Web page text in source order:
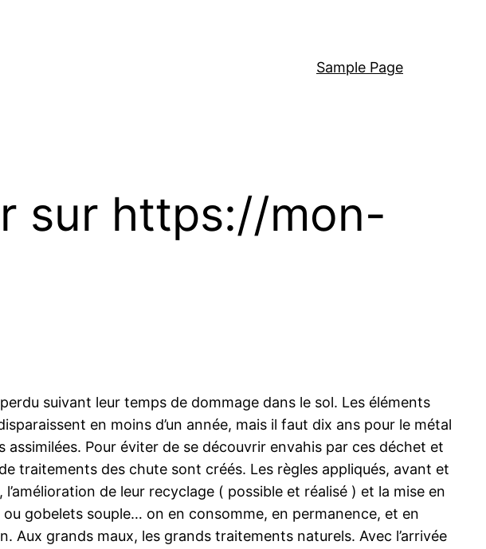
Sample Page
sur https://mon-
suivant leur temps de dommage dans le sol. Les éléments
en moins d’un année, mais il faut dix ans pour le métal
Pour éviter de se découvrir envahis par ces déchet et
traitements des chute sont créés. Les règles appliqués, avant et
de leur recyclage ( possible et réalisé ) et la mise en
gobelets souple… on en consomme, en permanence, et en
grands maux, les grands traitements naturels. Avec l’arrivée